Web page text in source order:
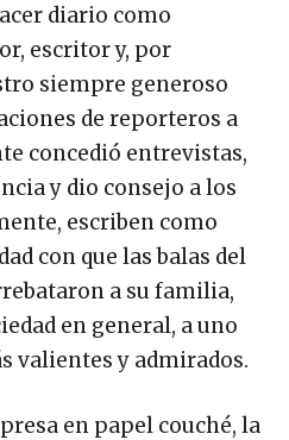
diario como
escritor y, por
siempre generoso
de reporteros a
concedió entrevistas,
y dio consejo a los
escriben como
con que las balas del
a su familia,
en general, a uno
valientes y admirados.
en papel couché, la